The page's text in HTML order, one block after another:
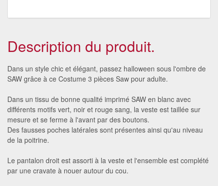
Description du produit.
Dans un style chic et élégant, passez halloween sous l'ombre de
SAW grâce à ce Costume 3 pièces Saw pour adulte.
Dans un tissu de bonne qualité imprimé SAW en blanc avec
différents motifs vert, noir et rouge sang, la veste est taillée sur
mesure et se ferme à l'avant par des boutons.
Des fausses poches latérales sont présentes ainsi qu'au niveau
de la poitrine.
Le pantalon droit est assorti à la veste et l'ensemble est complété
par une cravate à nouer autour du cou.